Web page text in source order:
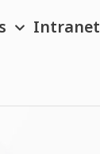
Intranet